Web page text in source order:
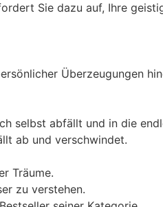
Sie dazu auf, Ihre
Überzeugungen
selbst abfällt und in die
ab und verschwindet.
Träume.
zu verstehen.